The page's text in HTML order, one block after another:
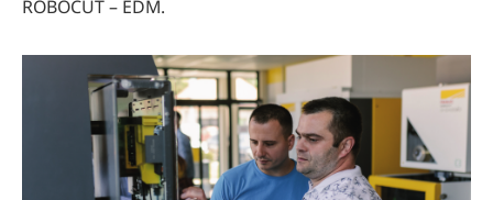
ROBOCUT – EDM.